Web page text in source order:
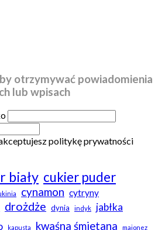
otrzymywać powiadomienia
lub wpisach
politykę prywatności
biały cukier puder
cynamon cytryny
drożdże dynia indyk jabłka
kapusta kwaśna śmietana majonez